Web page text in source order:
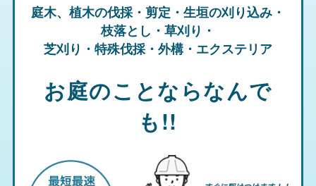
庭木、植木の伐採・剪定・生垣の刈り込み・
枝落とし・草刈り・
芝刈り・特殊伐採・外構・エクステリア
お庭のことならなんで
も!!